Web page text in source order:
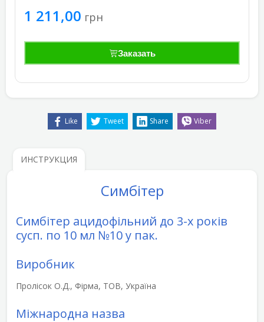
1 211,00 грн
Заказать
Like Tweet Share Viber
ИНСТРУКЦИЯ
Симбітер
Симбітер ацидофільний до 3-х років
сусп. по 10 мл №10 у пак.
Виробник
Пролісок О.Д., Фірма, ТОВ, Україна
Міжнародна назва